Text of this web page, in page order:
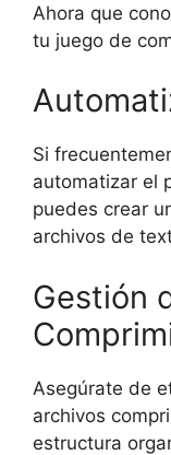
Ahora que
tu juego de
Si
automatizar el
puedes crear
archivos de
Gestión
Asegúrate de
archivos
estructura